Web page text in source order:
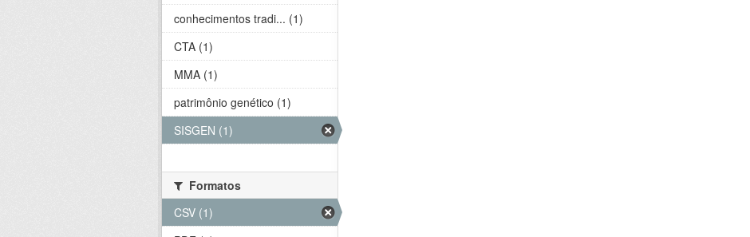
conhecimentos tradi... (1)
CTA (1)
MMA (1)
patrimônio genético (1)
SISGEN (1)
Formatos
CSV (1)